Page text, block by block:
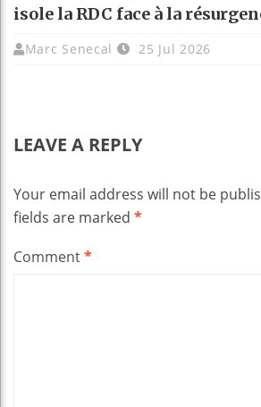
isole la RDC face à la
Marc Senecal 25 Jul 2026
LEAVE A REPLY
Your email address will not be
fields are marked *
Comment*